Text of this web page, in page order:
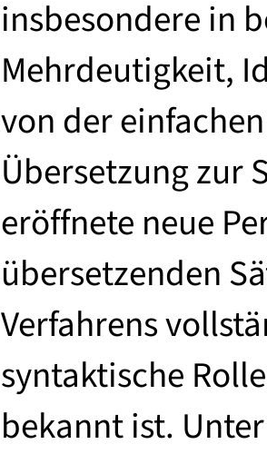
insbesondere in
Mehrdeutigkeit,
von der
Übersetzung zur
eröffnete neue
übersetzenden
Verfahrens
syntaktische
bekannt ist.